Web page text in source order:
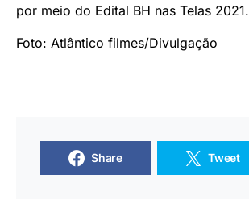
por meio do Edital BH nas Telas 2021.
Foto: Atlântico filmes/Divulgação
Share Tweet